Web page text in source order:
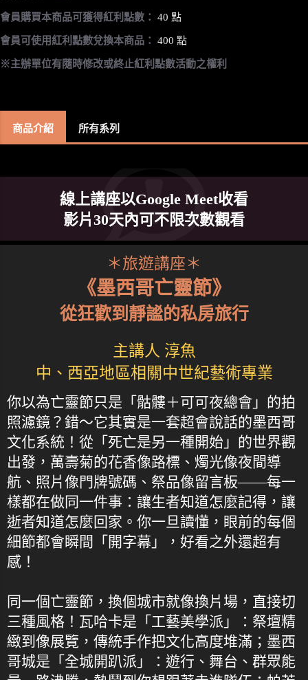
會員購買本商品可獲得紅利點數： 40 點
會員可使用紅利點數兌換本商品： 400 點
※主辦單位有隨時修改或終止紅利點數活動之權利
商品介紹 所有系列
線上講座以Google Meet收看
影片30天內可不限次數觀看
＊旅遊講座＊
《墨西哥亡靈節》
從狂歡到靜謐的私房旅行
主講人 淳魚
中、西亞地區相關中世紀藝術專業
你以為亡靈節只是「骷髏＋可可夜總會」的拍
照濾鏡？錯～它其實是一套超會說話的墨西哥
文化系統！從「死亡是另一種開始」的世界觀
出發，萬壽菊的花香像路標、燭光像夜間導
航、照片像門牌號碼、祭品像留言板——每一
樣都在做同一件事：讓生者知道怎麼記得，讓
逝者知道怎麼回家。你一旦讀懂，眼前的每個
細節都會瞬間「開字幕」，好看之外還超有
感！
同一個亡靈節，換個城市就像換片場，直接切
三種風格！瓦哈卡是「工藝美學派」：祭壇精
緻到像展覽，傳統手作把文化高度堆滿；墨西
哥城是「全城開趴派」：遊行、舞台、群眾能